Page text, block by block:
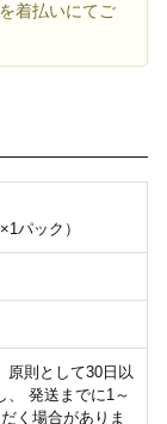
着払いにてご
パック）
原則として30日以
、 発送までに1～
く場合がありま